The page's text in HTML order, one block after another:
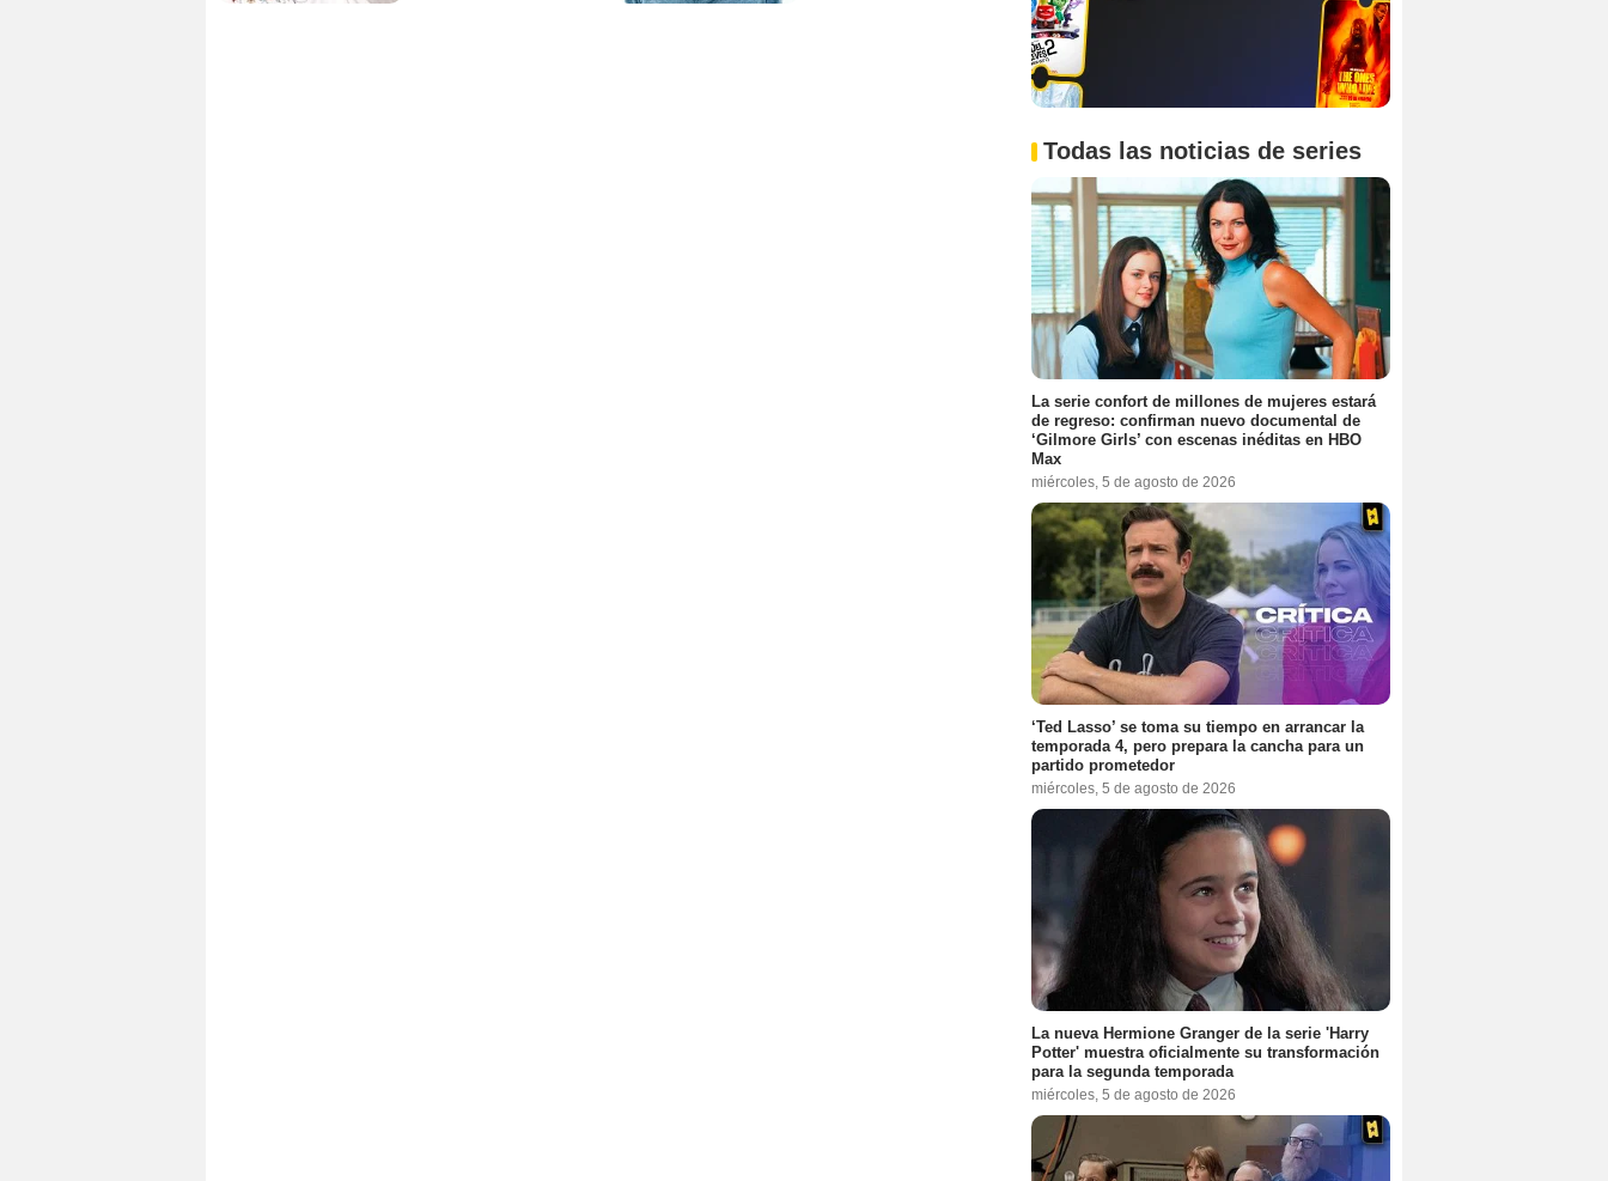
Todas las noticias de series
La serie confort de millones de mujeres estará
de regreso: confirman nuevo documental de
‘Gilmore Girls’ con escenas inéditas en HBO
Max
miércoles, 5 de agosto de 2026
‘Ted Lasso’ se toma su tiempo en arrancar la
temporada 4, pero prepara la cancha para un
partido prometedor
miércoles, 5 de agosto de 2026
La nueva Hermione Granger de la serie 'Harry
Potter' muestra oficialmente su transformación
para la segunda temporada
miércoles, 5 de agosto de 2026